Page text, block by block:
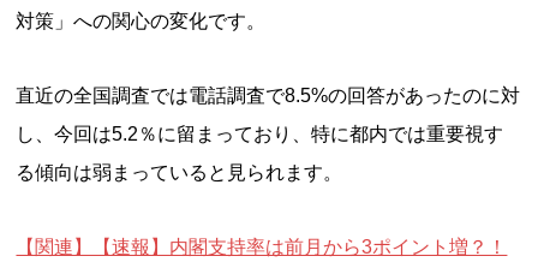
対策」への関心の変化です。
直近の全国調査では電話調査で8.5%の回答があったのに対
し、今回は5.2％に留まっており、特に都内では重要視す
る傾向は弱まっていると見られます。
【関連】【速報】内閣支持率は前月から3ポイント増？！